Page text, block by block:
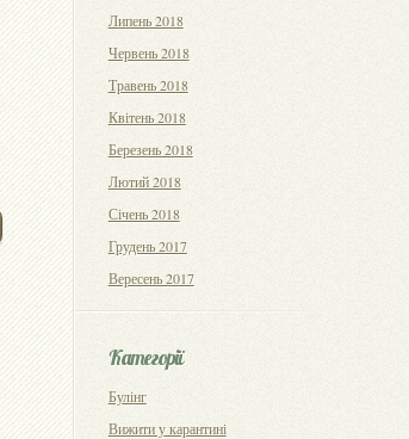
Липень 2018
Червень 2018
Травень 2018
Квітень 2018
Березень 2018
Лютий 2018
Січень 2018
Грудень 2017
Вересень 2017
Категорії
Булінг
Вижити у карантині